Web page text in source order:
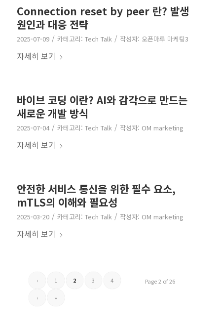
Connection reset by peer 란? 발생
원인과 대응 전략
2025-07-09 / 카테고리: Tech Talk / 작성자: 오픈마루 마케팅3
자세히 보기
바이브 코딩 이란? AI와 감각으로 만드는
새로운 개발 방식
2025-07-04 / 카테고리: Tech Talk / 작성자: OM marketing
자세히 보기
안전한 서비스 통신을 위한 필수 요소,
mTLS의 이해와 필요성
2025-03-20 / 카테고리: Tech Talk / 작성자: OM marketing
자세히 보기
Page 2 of 26
‹ 1 2 3 4
› »